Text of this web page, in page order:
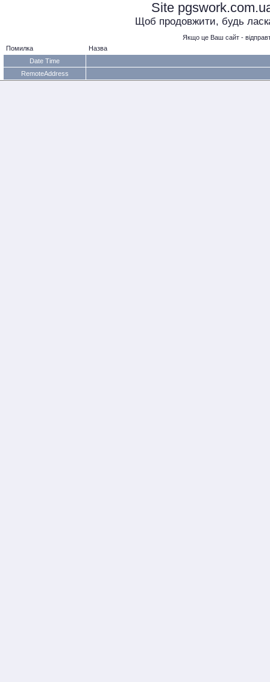
Site
Щоб продовжити, будь
Якщо це Ваш сайт -
Помилка
Назва
Date Time
RemoteAddress